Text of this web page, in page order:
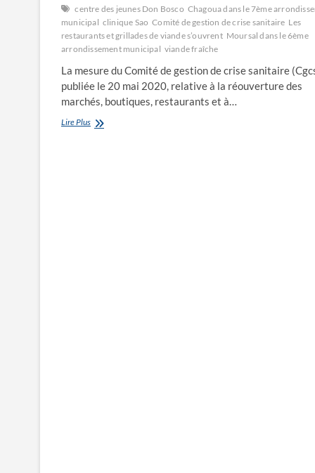
centre des jeunes Don Bosco Chagoua dans le 7ème
municipal clinique Sao Comité de gestion de crise sanitaire Les
restaurants et grillades de viande s’ouvrent Moursal dans le 6ème
arrondissement municipal viande fraîche
La mesure du Comité de gestion de crise sanitaire
publiée le 20 mai 2020, relative à la réouverture des
marchés, boutiques, restaurants et à…
Lire PlusLes